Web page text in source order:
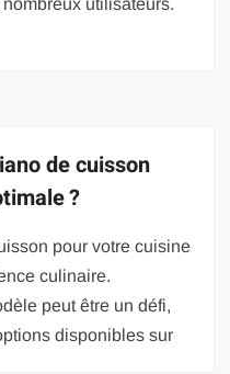
utilisateurs.
de cuisson
?
pour votre cuisine
culinaire.
peut être un défi,
disponibles sur